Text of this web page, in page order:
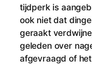
tijdperk is
ook niet dat
geraakt
geleden over
afgevraagd of